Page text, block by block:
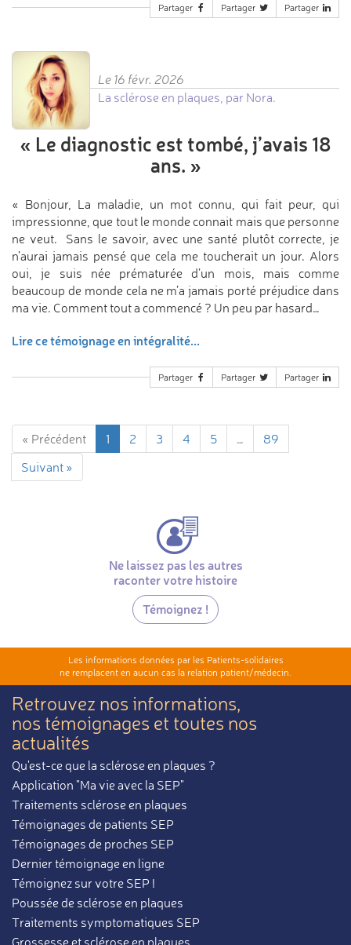
Partager Partager Partager
Le 16 févr. 2026
La sclérose en plaques, par Nora.
« Le diagnostic est tombé, j’avais 18
ans. »
« Bonjour, La maladie, un mot connu, qui fait peur, qui
impressionne, que tout le monde connait mais que personne
ne veut. Sans le savoir, avec une santé plutôt correcte, je
n’aurai jamais pensé que cela me toucherait un jour. Alors
oui, je suis née prématurée d’un mois, mais comme
beaucoup de monde cela ne m’a jamais porté préjudice dans
ma vie. Comment tout a commencé ? Un peu par hasard…
Lire ce témoignage en intégralité...
Partager Partager Partager
« Précédent 1 2 3 4 5 …
89
Suivant »
Ne laissez pas les autres
raconter votre histoire
Témoignez !
Les informations données par les Patients-solidaires
ne remplacent en aucun cas la relation patient/médecin.
Retrouvez nos informations,
nos témoignages et toutes nos
actualités
Qu'est-ce que la sclérose en plaques ?
Application "Ma vie avec la SEP"
Traitements sclérose en plaques
Témoignages de patients SEP
Témoignages de proches SEP
Dernier témoignage en ligne
Témoignez sur votre SEP !
Poussée de sclérose en plaques
Traitements symptomatiques SEP
Grossesse et sclérose en plaques